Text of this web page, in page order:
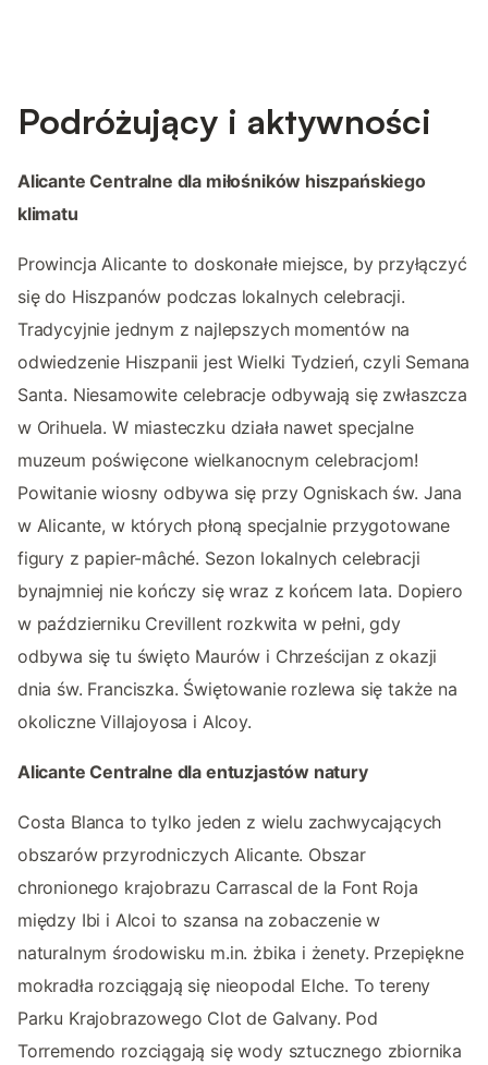
Podróżujący i aktywności
Alicante Centralne dla miłośników hiszpańskiego
klimatu
Prowincja Alicante to doskonałe miejsce, by przyłączyć
się do Hiszpanów podczas lokalnych celebracji.
Tradycyjnie jednym z najlepszych momentów na
odwiedzenie Hiszpanii jest Wielki Tydzień, czyli Semana
Santa. Niesamowite celebracje odbywają się zwłaszcza
w Orihuela. W miasteczku działa nawet specjalne
muzeum poświęcone wielkanocnym celebracjom!
Powitanie wiosny odbywa się przy Ogniskach św. Jana
w Alicante, w których płoną specjalnie przygotowane
figury z papier-mâché. Sezon lokalnych celebracji
bynajmniej nie kończy się wraz z końcem lata. Dopiero
w październiku Crevillent rozkwita w pełni, gdy
odbywa się tu święto Maurów i Chrześcijan z okazji
dnia św. Franciszka. Świętowanie rozlewa się także na
okoliczne Villajoyosa i Alcoy.
Alicante Centralne dla entuzjastów natury
Costa Blanca to tylko jeden z wielu zachwycających
obszarów przyrodniczych Alicante. Obszar
chronionego krajobrazu Carrascal de la Font Roja
między Ibi i Alcoi to szansa na zobaczenie w
naturalnym środowisku m.in. żbika i żenety. Przepiękne
mokradła rozciągają się nieopodal Elche. To tereny
Parku Krajobrazowego Clot de Galvany. Pod
Torremendo rozciągają się wody sztucznego zbiornika